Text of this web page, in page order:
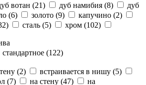
вотан (21) дуб намибия (8)
дуб
(6) золото (9) капучино (2)
) сталь (5) хром (102)
стандартное (122)
(2) встраивается в нишу (5)
(7) на стену (47)
на